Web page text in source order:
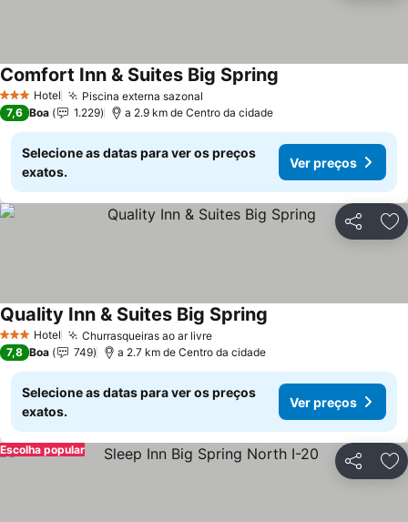
3 EstrelasHotel Piscina externa sazonal
Comfort Inn & Suites Big Spring
7,6 Boa 1.229 a 2.9 km de Centro da cidade
Selecione as datas para ver os preços
exatos.
Ver preços
Partilhar
3 EstrelasHotel Churrasqueiras ao ar livreVer preços
Quality Inn & Suites Big Spring
7,8 Boa 749 a 2.7 km de Centro da cidade
Selecione as datas para ver os preços
exatos.
Ver preços
Partilhar
Escolha popular